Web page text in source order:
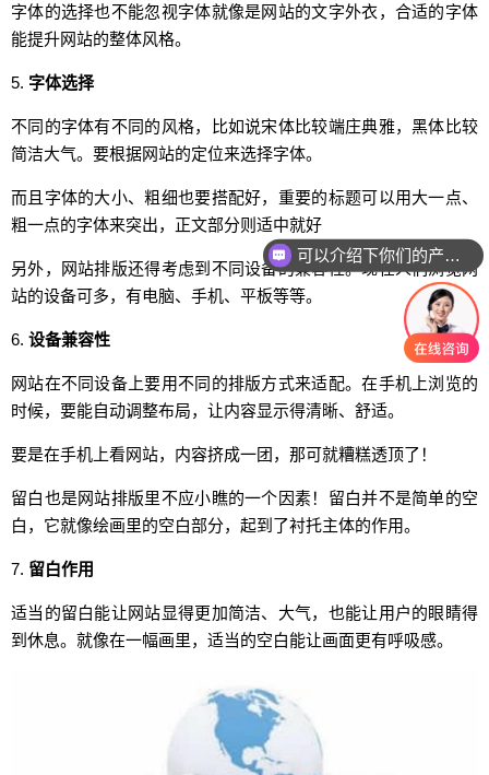
字体的选择也不能忽视字体就像是网站的文字外衣，合适的字体
能提升网站的整体风格。
5. 字体选择
不同的字体有不同的风格，比如说宋体比较端庄典雅，黑体比较
简洁大气。要根据网站的定位来选择字体。
而且字体的大小、粗细也要搭配好，重要的标题可以用大一点、
粗一点的字体来突出，正文部分则适中就好
另外，网站排版还得考虑到不同设备的兼容性。现在人们浏览网
站的设备可多，有电脑、手机、平板等等。
6. 设备兼容性
网站在不同设备上要用不同的排版方式来适配。在手机上浏览的
时候，要能自动调整布局，让内容显示得清晰、舒适。
要是在手机上看网站，内容挤成一团，那可就糟糕透顶了！
留白也是网站排版里不应小瞧的一个因素！留白并不是简单的空
白，它就像绘画里的空白部分，起到了衬托主体的作用。
7. 留白作用
适当的留白能让网站显得更加简洁、大气，也能让用户的眼睛得
到休息。就像在一幅画里，适当的空白能让画面更有呼吸感。
可以介绍下你们的产品么